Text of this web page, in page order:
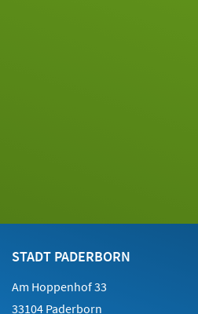
STADT PADERBORN
Am Hoppenhof 33
33104 Paderborn